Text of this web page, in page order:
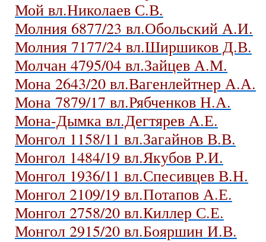
Мой вл.Николаев С.В.
Молния 6877/23 вл.Обольский А.И.
Молния 7177/24 вл.Ширшиков Д.В.
Молчан 4795/04 вл.Зайцев А.М.
Мона 2643/20 вл.Вагенлейтнер А.А.
Мона 7879/17 вл.Рябченков Н.А.
Мона-Дымка вл.Дегтярев А.Е.
Монгол 1158/11 вл.Загайнов В.В.
Монгол 1484/19 вл.Якубов Р.И.
Монгол 1936/11 вл.Спесивцев В.Н.
Монгол 2109/19 вл.Потапов А.Е.
Монгол 2758/20 вл.Киллер С.Е.
Монгол 2915/20 вл.Бояршин И.В.